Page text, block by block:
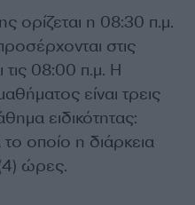
ορίζεται η 08:30 π.μ.
στις
τις 08:00 π.μ. Η
είναι τρεις
ειδικότητας:
το οποίο η διάρκεια
ώρες.